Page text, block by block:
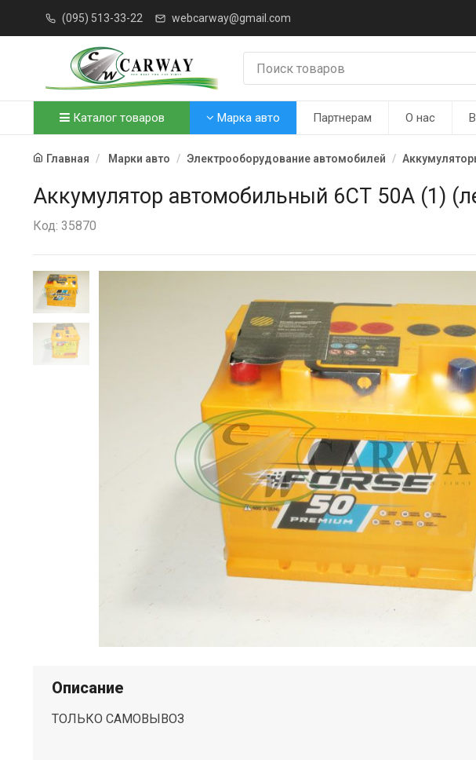
(095) 513-33-22 webcarway@gmail.com
Каталог товаров Марка авто Партнерам О нас
Главная Марки авто Электрооборудование автомобилей
Аккумулятор автомобильный 6СТ 50А (1)
Код: 35870
Описание
ТОЛЬКО САМОВЫВОЗ